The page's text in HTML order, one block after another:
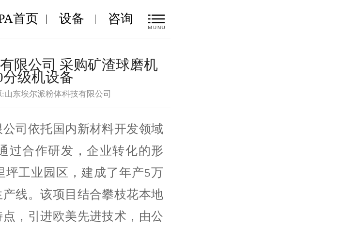
首页 设备 咨询
限公司 采购矿渣球磨机
分级机设备
:山东埃尔派粉体科技有限公司
司依托国内新材料开发领域
过合作研发，企业转化的形
坪工业园区，建成了年产5万
线。该项目结合攀枝花本地
，引进欧美先进技术，由公